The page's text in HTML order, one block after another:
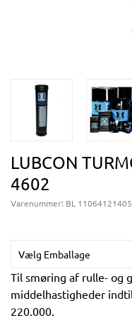
LUBCON
4602
Varenummer: BL
Vælg Emballage
Til smøring af rulle- og
middelhastigheder
220.000.